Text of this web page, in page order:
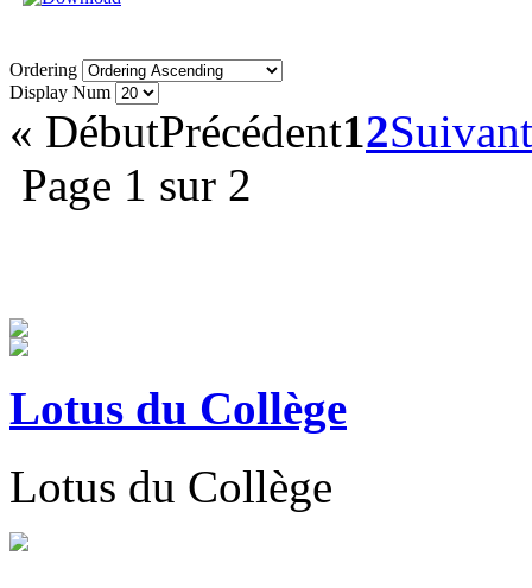
Ordering
Display Num
« DébutPrécédent12Suivant
Page 1 sur 2
Lotus du Collège
Lotus du Collège